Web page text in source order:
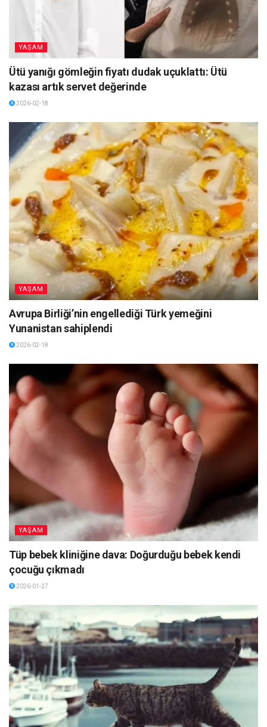
YAŞAM
Ütü yanığı gömleğin fiyatı dudak uçuklattı: Ütü
kazası artık servet değerinde
2026-02-18
YAŞAM
Avrupa Birliği’nin engellediği Türk yemeğini
Yunanistan sahiplendi
2026-02-18
YAŞAM
Tüp bebek kliniğine dava: Doğurduğu bebek kendi
çocuğu çıkmadı
2026-01-27